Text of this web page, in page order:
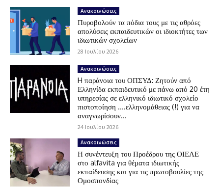
Ανακοινώσεις
Πυροβολούν τα πόδια τους με τις αθρόες
απολύσεις εκπαιδευτικών οι ιδιοκτήτες των
ιδιωτικών σχολείων
28 Ιουλίου 2026
Ανακοινώσεις
H παράνοια του ΟΠΣΥΔ: Ζητούν από
Ελληνίδα εκπαιδευτικό με πάνω από 20 έτη
υπηρεσίας σε ελληνικό ιδιωτικό σχολείο
πιστοποίηση ….ελληνομάθειας (!) για να
αναγνωρίσουν...
24 Ιουλίου 2026
Ανακοινώσεις
Η συνέντευξη του Προέδρου της ΟΙΕΛΕ
στο alfavita για θέματα ιδιωτικής
εκπαίδευσης και για τις πρωτοβουλίες της
Ομοσπονδίας